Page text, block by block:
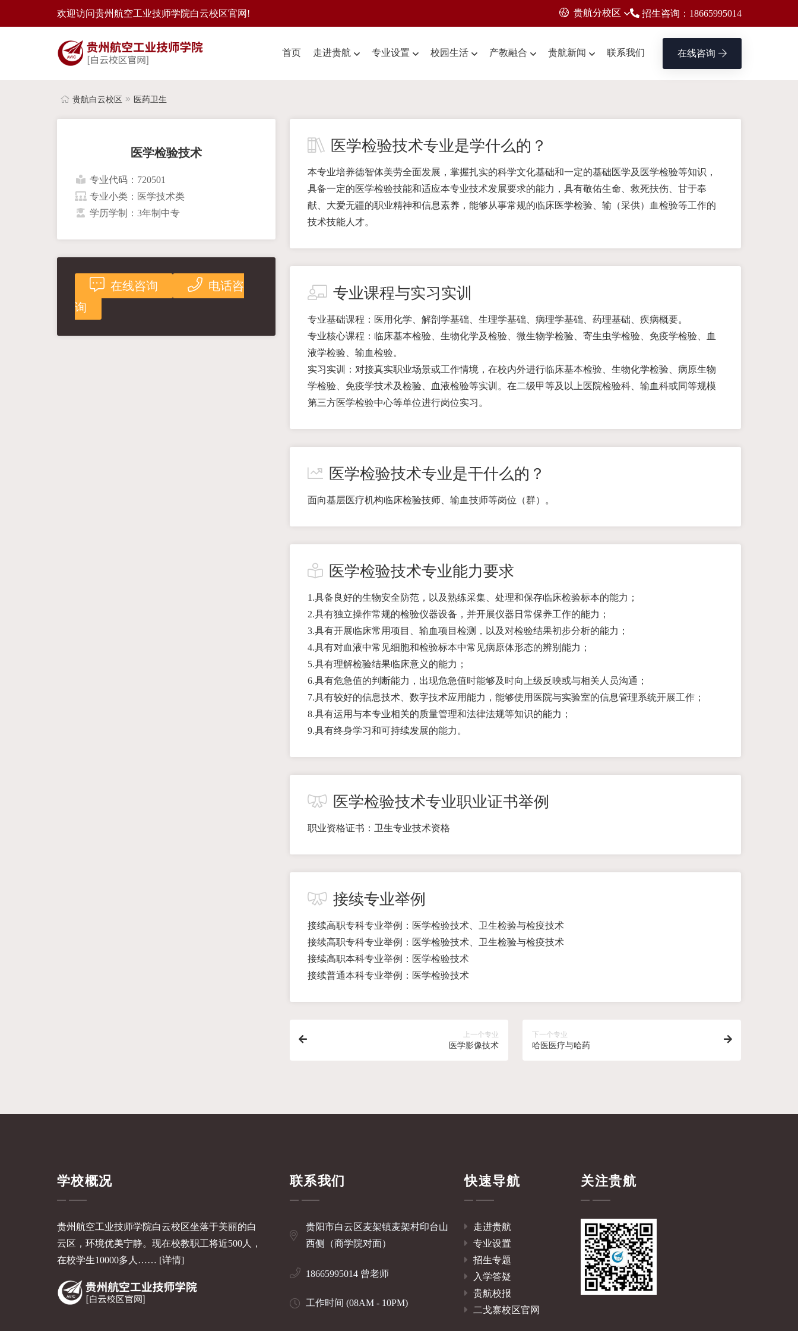
欢迎访问贵州航空工业技师学院白云校区官网! 贵航分校区 招生咨询：18665995014
首页 走进贵航 专业设置 校园生活 产教融合 贵航新闻 联系我们 在线咨询
贵航白云校区 医药卫生
医学检验技术
专业代码：720501
专业小类：医学技术类
学历学制：3年制中专
在线咨询
电话咨
询
医学检验技术专业是学什么的？
本专业培养德智体美劳全面发展，掌握扎实的科学文化基础和一定的基础医学及医学检验等知识，
具备一定的医学检验技能和适应本专业技术发展要求的能力，具有敬佑生命、救死扶伤、甘于奉
献、大爱无疆的职业精神和信息素养，能够从事常规的临床医学检验、输（采供）血检验等工作的
技术技能人才。
专业课程与实习实训
专业基础课程：医用化学、解剖学基础、生理学基础、病理学基础、药理基础、疾病概要。
专业核心课程：临床基本检验、生物化学及检验、微生物学检验、寄生虫学检验、免疫学检验、血
液学检验、输血检验。
实习实训：对接真实职业场景或工作情境，在校内外进行临床基本检验、生物化学检验、病原生物
学检验、免疫学技术及检验、血液检验等实训。在二级甲等及以上医院检验科、输血科或同等规模
第三方医学检验中心等单位进行岗位实习。
医学检验技术专业是干什么的？
面向基层医疗机构临床检验技师、输血技师等岗位（群）。
医学检验技术专业能力要求
1.具备良好的生物安全防范，以及熟练采集、处理和保存临床检验标本的能力；
2.具有独立操作常规的检验仪器设备，并开展仪器日常保养工作的能力；
3.具有开展临床常用项目、输血项目检测，以及对检验结果初步分析的能力；
4.具有对血液中常见细胞和检验标本中常见病原体形态的辨别能力；
5.具有理解检验结果临床意义的能力；
6.具有危急值的判断能力，出现危急值时能够及时向上级反映或与相关人员沟通；
7.具有较好的信息技术、数字技术应用能力，能够使用医院与实验室的信息管理系统开展工作；
8.具有运用与本专业相关的质量管理和法律法规等知识的能力；
9.具有终身学习和可持续发展的能力。
医学检验技术专业职业证书举例
职业资格证书：卫生专业技术资格
接续专业举例
接续高职专科专业举例：医学检验技术、卫生检验与检疫技术
接续高职专科专业举例：医学检验技术、卫生检验与检疫技术
接续高职本科专业举例：医学检验技术
接续普通本科专业举例：医学检验技术
上一个专业
医学影像技术
下一个专业
哈医医疗与哈药
学校概况
贵州航空工业技师学院白云校区坐落于美丽的白
云区，环境优美宁静。现在校教职工将近500人，
在校学生10000多人…… [详情]
联系我们
贵阳市白云区麦架镇麦架村印台山
西侧（商学院对面）
18665995014 曾老师
工作时间 (08AM - 10PM)
快速导航
走进贵航
专业设置
招生专题
入学答疑
贵航校报
二戈寨校区官网
关注贵航